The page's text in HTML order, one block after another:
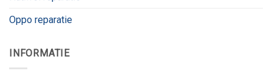
Oppo reparatie
INFORMATIE